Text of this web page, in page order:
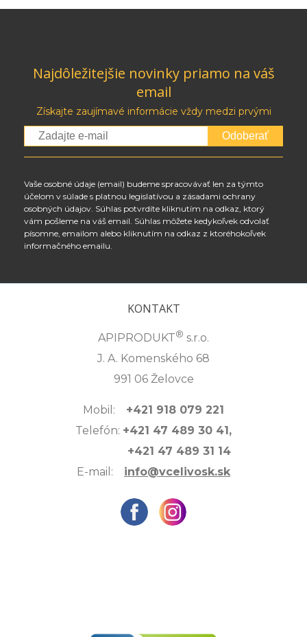
Najdôležitejšie novinky priamo na váš
email
Získajte zaujímavé informácie vždy medzi prvými
Odoberať
Vaše osobné údaje (email) budeme spracovávať len za týmto
účelom v súlade s platnou legislatívou a zásadami ochrany
osobných údajov. Súhlas potvrdíte kliknutím na odkaz, ktorý
vám pošleme na váš email. Súhlas môžete kedykoľvek odvolať
písomne, emailom alebo kliknutím na odkaz z ktoréhokoľvek
informačného emailu.
KONTAKT
APIPRODUKT® s.r.o.
J. A. Komenského 68
991 06 Želovce
Mobil: +421 918 079 221
Telefón: +421 47 489 30 41,
+421 47 489 31 14
E-mail: info@vcelivosk.sk